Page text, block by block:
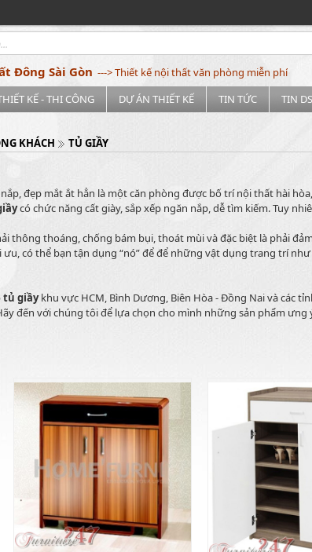
Đông Sài Gòn ---> Thiết kế nội thất văn phòng miễn phí
KẾ - THI CÔNG DỰ ÁN THIẾT KẾ TIN TỨC TIN
KHÁCH
TỦ GIẦY
đẹp mắt ắt hẳn là một căn phòng được bố trí nội thất hài
có chức năng cất giày, sắp xếp ngăn nắp, dễ tìm kiếm. Tuy
thông thoáng, chống bám bụi, thoát mùi và đặc biệt là phải
có thể bạn tận dụng “nó” để để những vật dụng trang trí
tủ giầykhu vực HCM, Bình Dương, Biên Hòa - Đồng Nai và các
đến với chúng tôi để lựa chọn cho mình những sản phẩm